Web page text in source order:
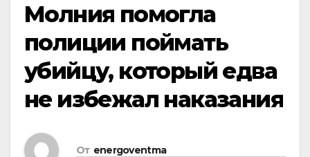
Молния помогла
полиции поймать
убийцу, который едва
не избежал наказания
От energoventma